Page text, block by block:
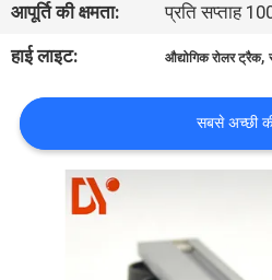
संपर्क
समाचार
आपूर्ति की क्षमता:
प्रति सप्ताह
हाई लाइट:
औद्योगिक रोलर ट्रैक,
सबसे अच्छी